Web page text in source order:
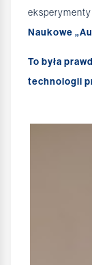
Naukowe
To była
technologii